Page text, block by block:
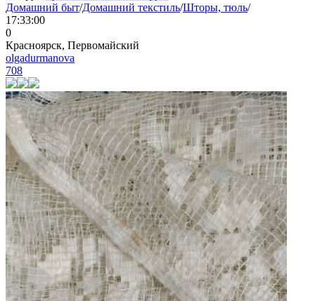
Домашний быт/Домашний текстиль/Шторы, тюль/
17:33:00
0
Красноярск, Первомайский
olgadurmanova
708